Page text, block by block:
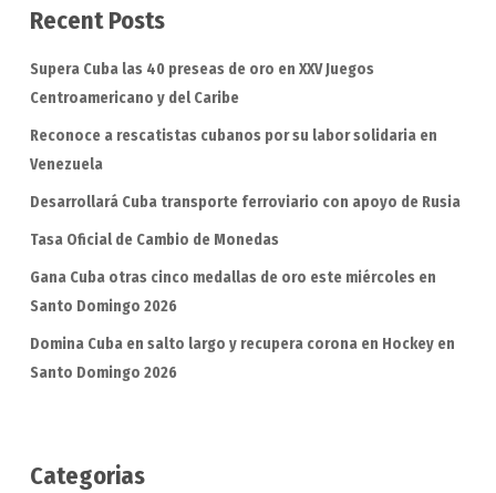
Recent Posts
Supera Cuba las 40 preseas de oro en XXV Juegos
Centroamericano y del Caribe
Reconoce a rescatistas cubanos por su labor solidaria en
Venezuela
Desarrollará Cuba transporte ferroviario con apoyo de Rusia
Tasa Oficial de Cambio de Monedas
Gana Cuba otras cinco medallas de oro este miércoles en
Santo Domingo 2026
Domina Cuba en salto largo y recupera corona en Hockey en
Santo Domingo 2026
Categorias